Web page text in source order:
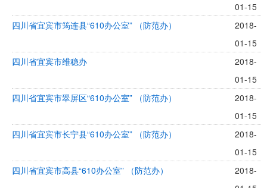
01-15
四川省宜宾市筠连县“610办公室” （防范办）
2018-
01-15
四川省宜宾市维稳办
2018-
01-15
四川省宜宾市翠屏区“610办公室” （防范办）
2018-
01-15
四川省宜宾市长宁县“610办公室” （防范办）
2018-
01-15
四川省宜宾市高县“610办公室” （防范办）
2018-